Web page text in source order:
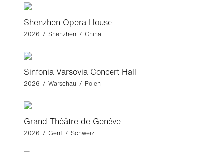
Shenzhen Opera House
2026 / Shenzhen / China
Sinfonia Varsovia Concert Hall
2026 / Warschau / Polen
Grand Théâtre de Genève
2026 / Genf / Schweiz